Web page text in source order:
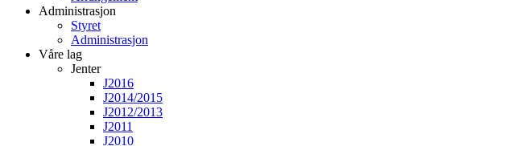
Administrasjon
Styret
Administrasjon
Våre lag
Jenter
J2016
J2014/2015
J2012/2013
J2011
J2010